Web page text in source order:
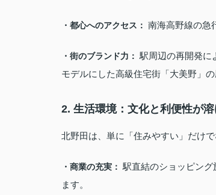
・都心へのアクセス： 南海高野線の急
・街のブランド力： 駅周辺の再開発に
モデルにした高級住宅街「大美野」の
2. 生活環境：文化と利便性が溶
北野田は、単に「住みやすい」だけ
・商業の充実： 駅直結のショッピン
ます。